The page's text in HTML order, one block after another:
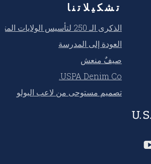
تشكيلاتنا
الذكرى الـ 250 لتأسيس الولايات المتحدة
العودة إلى المدرسة
صيفٌ منعش
USPA Denim Co.
تصميم مستوحى من لاعب البولو